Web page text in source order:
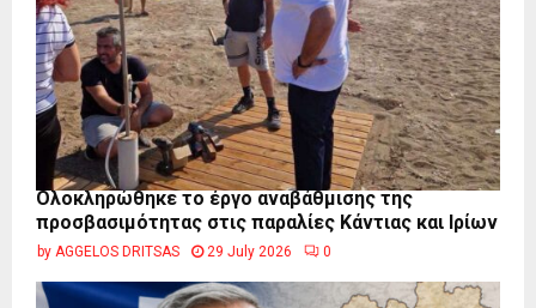
Ολοκληρώθηκε το έργο αναβάθμισης της
προσβασιμότητας στις παραλίες Κάντιας και Ιρίων
by AGGELOS DRITSAS 29 July 2026 0